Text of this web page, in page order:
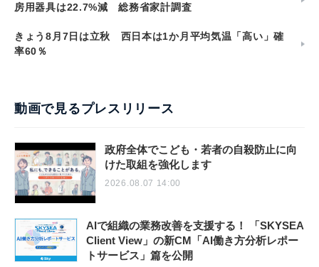
房用器具は22.7%減 総務省家計調査
きょう8月7日は立秋 西日本は1か月平均気温「高い」確
率60％
動画で見るプレスリリース
政府全体でこども・若者の自殺防止に向
けた取組を強化します
2026.08.07 14:00
AIで組織の業務改善を支援する！ 「SKYSEA
Client View」の新CM「AI働き方分析レポー
トサービス」篇を公開